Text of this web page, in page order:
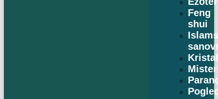
Feng
shui